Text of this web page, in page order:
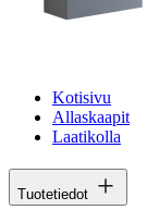
Kotisivu
Allaskaapit
Laatikolla
Tuotetiedot